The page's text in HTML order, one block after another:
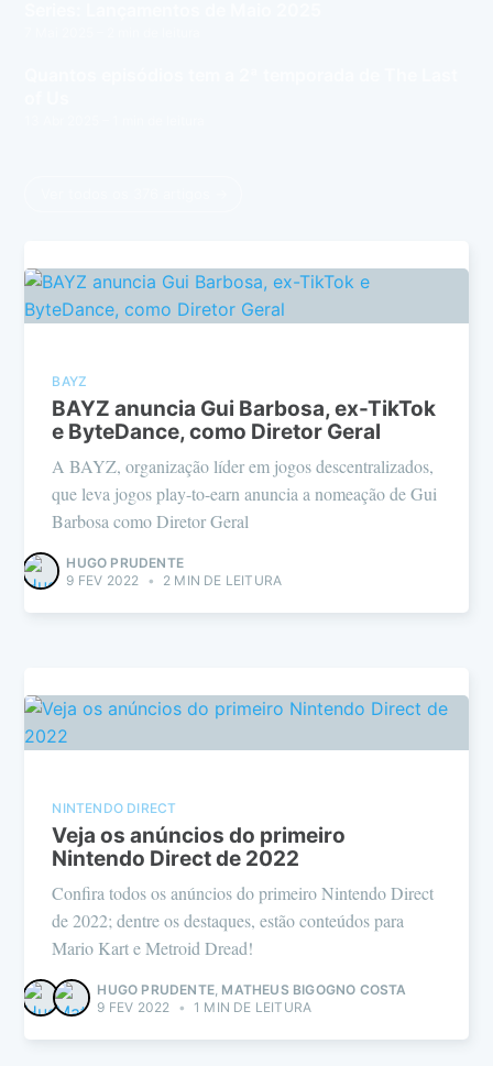
BAYZ
BAYZ anuncia Gui Barbosa, ex-TikTok
e ByteDance, como Diretor Geral
A BAYZ, organização líder em jogos descentralizados,
que leva jogos play-to-earn anuncia a nomeação de Gui
Barbosa como Diretor Geral
HUGO PRUDENTE
9 FEV 2022
• 2 MIN DE LEITURA
NINTENDO DIRECT
Veja os anúncios do primeiro
Nintendo Direct de 2022
Confira todos os anúncios do primeiro Nintendo Direct
de 2022; dentre os destaques, estão conteúdos para
Mario Kart e Metroid Dread!
HUGO PRUDENTE MATHEUS BIGOGNO COSTA
9 FEV 2022
• 1 MIN DE LEITURA